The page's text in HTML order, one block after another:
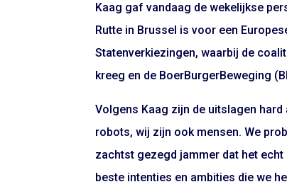
Kaag gaf vandaag de wekelijkse
Rutte in Brussel is voor een
Statenverkiezingen, waarbij de
kreeg en de BoerBurgerBeweging
Volgens Kaag zijn de uitslagen
robots, wij zijn ook mensen. We
zachtst gezegd jammer dat het
beste intenties en ambities die we